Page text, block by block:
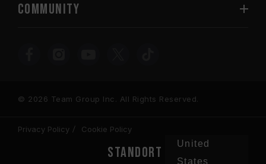
COMMUNITY
© 2026 Team Group Inc. All Rights Reserved.
Privacy Policy Cookie Policy
STANDORT
United
States